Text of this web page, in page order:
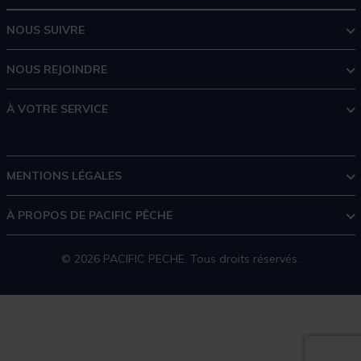
NOUS SUIVRE
NOUS REJOINDRE
À VOTRE SERVICE
MENTIONS LÉGALES
À PROPOS DE PACIFIC PÊCHE
© 2026 PACIFIC PECHE. Tous droits réservés.